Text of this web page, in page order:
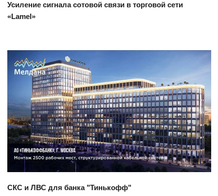
Усиление сигнала сотовой связи в торговой сети
«Lamel»
Смотреть проект
СКС и ЛВС для банка "Тинькофф"